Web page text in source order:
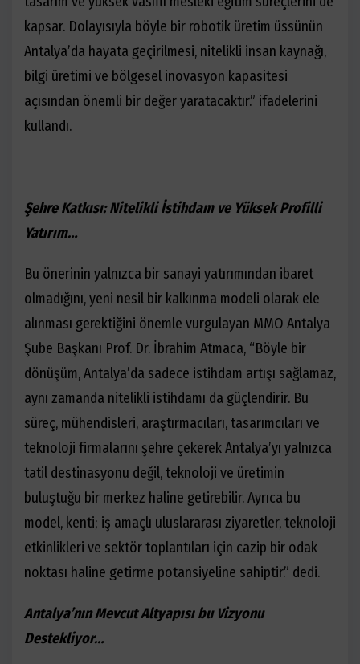
kapsar. Dolayısıyla böyle bir robotik üretim üssünün
Antalya’da hayata geçirilmesi, nitelikli insan kaynağı,
bilgi üretimi ve bölgesel inovasyon kapasitesi
açısından önemli bir değer yaratacaktır.” ifadelerini
kullandı.
Şehre Katkısı: Nitelikli İstihdam ve Yüksek Profilli
Yatırım…
Bu önerinin yalnızca bir sanayi yatırımından ibaret
olmadığını, yeni nesil bir kalkınma modeli olarak ele
alınması gerektiğini önemle vurgulayan MMO Antalya
Şube Başkanı Prof. Dr. İbrahim Atmaca, “Böyle bir
dönüşüm, Antalya’da sadece istihdam artışı sağlamaz,
aynı zamanda nitelikli istihdamı da güçlendirir. Bu
süreç, mühendisleri, araştırmacıları, tasarımcıları ve
teknoloji firmalarını şehre çekerek Antalya’yı yalnızca
tatil destinasyonu değil, teknoloji ve üretimin
buluştuğu bir merkez haline getirebilir. Ayrıca bu
model, kenti; iş amaçlı uluslararası ziyaretler, teknoloji
etkinlikleri ve sektör toplantıları için cazip bir odak
noktası haline getirme potansiyeline sahiptir.” dedi.
Antalya’nın Mevcut Altyapısı bu Vizyonu
Destekliyor…